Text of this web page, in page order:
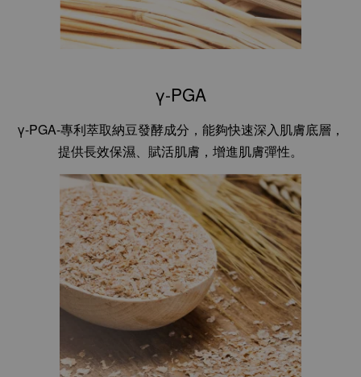
γ-PGA
γ-PGA-專利萃取納豆發酵成分，能夠快速深入肌膚底層，
提供長效保濕、賦活肌膚，增進肌膚彈性。